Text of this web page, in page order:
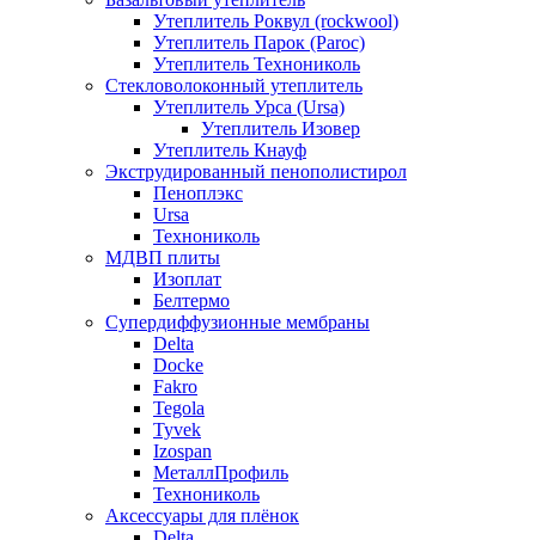
Утеплитель Роквул (rockwool)
Утеплитель Парок (Paroc)
Утеплитель Технониколь
Стекловолоконный утеплитель
Утеплитель Урса (Ursa)
Утеплитель Изовер
Утеплитель Кнауф
Экструдированный пенополистирол
Пеноплэкс
Ursa
Технониколь
МДВП плиты
Изоплат
Белтермо
Супердиффузионные мембраны
Delta
Docke
Fakro
Tegola
Tyvek
Izospan
МеталлПрофиль
Технониколь
Аксессуары для плёнок